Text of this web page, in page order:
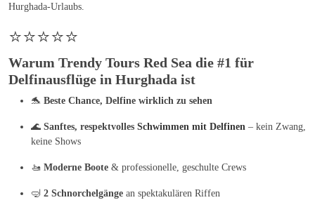
Hurghada-Urlaubs.
⭐⭐⭐⭐⭐
Warum Trendy Tours Red Sea die #1 für
Delfinausflüge in Hurghada ist
🐬 Beste Chance, Delfine wirklich zu sehen
🌊 Sanftes, respektvolles Schwimmen mit Delfinen – kein Zwang,
keine Shows
🚤 Moderne Boote & professionelle, geschulte Crews
🤿 2 Schnorchelgänge an spektakulären Riffen